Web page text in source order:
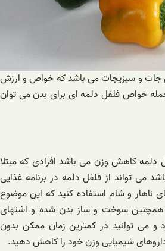
جات و سبزیجات می باشد که خواص و ارزش
جمله خواص فلفل دلمه ای برای بدن می توان
دلمه کاهش وزن می باشد افرادی که مبتلا
می تواند از فلفل دلمه در برنامه غذایی
و شام استفاده کنید که این موضوع
همچنین سوخت و ساز بدن شده و اشتهای
و می توانید در کمترین زمان ممکن بدون
شیمیایی وزن خود را کاهش دهید.